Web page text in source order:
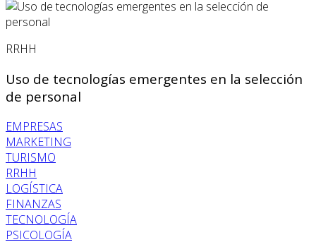
RRHH
Uso de tecnologías emergentes en la selección
de personal
EMPRESAS
MARKETING
TURISMO
RRHH
LOGÍSTICA
FINANZAS
TECNOLOGÍA
PSICOLOGÍA